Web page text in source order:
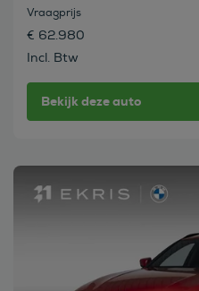
Vraagprijs
€ 62.980
Incl. Btw
Bekijk deze auto
Bekijk deze auto